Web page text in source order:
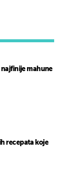
mahune
recepata koje